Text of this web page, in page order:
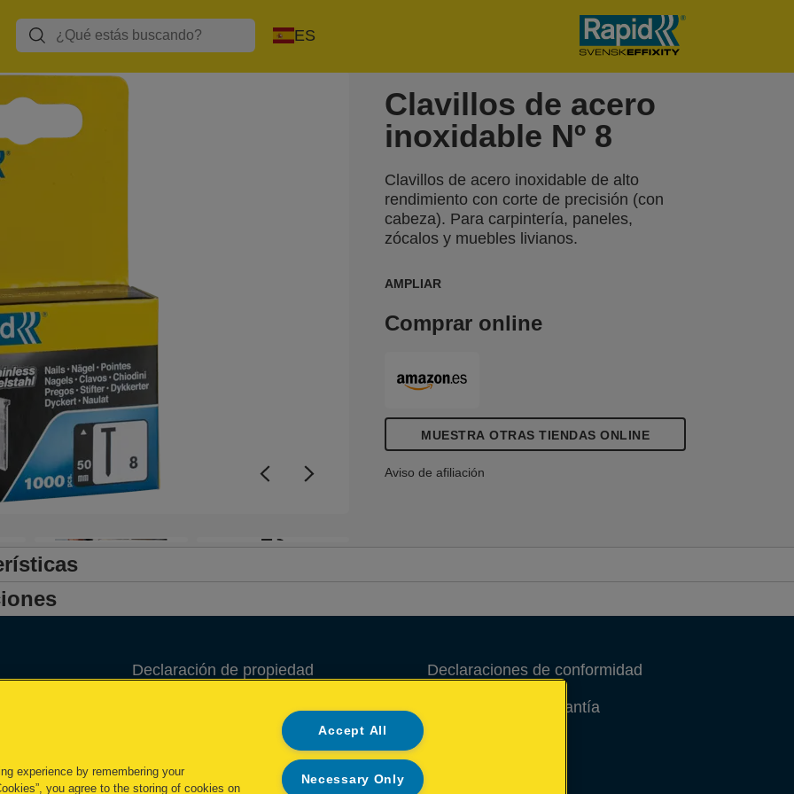
ES
+3
Clavillos de acero
inoxidable Nº 8
Clavillos de acero inoxidable de alto
rendimiento con corte de precisión (con
cabeza). Para carpintería, paneles,
zócalos y muebles livianos.
AMPLIAR
Comprar online
MUESTRA OTRAS TIENDAS ONLINE
Aviso de afiliación
Declaración de propiedad
Administrar mis datos
Declaraciones de conformidad
Condiciones de garantía
experience by remembering your
you agree to the storing of cookies on
Accept All
Necessary Only